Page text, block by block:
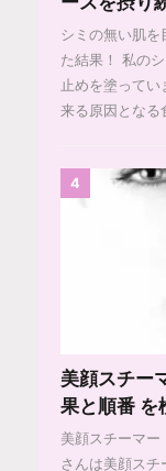
シミの無い肌を
た結果！ 私の
止めを塗って
来る原因となる
4
美顔スチー
果と順番 を
美顔スチーマ
さんは美顔スチ